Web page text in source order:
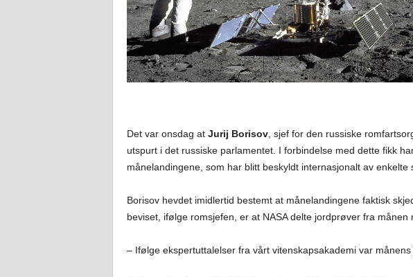
Det var onsdag at Jurij Borisov, sjef for den russiske
utspurt i det russiske parlamentet. I forbindelse med dette fikk
månelandingene, som har blitt beskyldt internasjonalt av
Borisov hevdet imidlertid bestemt at månelandingene faktisk
beviset, ifølge romsjefen, er at NASA delte jordprøver fra månen
– Ifølge ekspertuttalelser fra vårt vitenskapsakademi var